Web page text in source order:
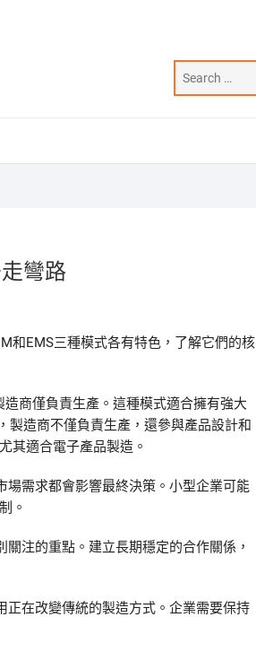
彎路
和EMS三種模式各有特色，了解它們的核
商僅負責生產。這種模式適合擁有強大
製造商不僅負責生產，還參與產品設計和
其適合電子產品製造。
需求都會影響最終決策。小型企業可能
。
注的重點。建立長期穩定的合作關係，
正在改變傳統的製造方式。企業需要保持